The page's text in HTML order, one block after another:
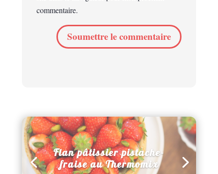
commentaire.
Soumettre le commentaire
Flan pâtissier pistache-
fraise au Thermomix